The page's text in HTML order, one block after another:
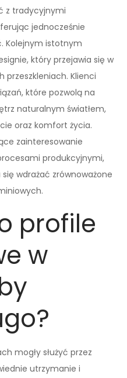
z tradycyjnymi
jednocześnie
Kolejnym istotnym
który przejawia się w
Klienci
które pozwolą na
naturalnym światłem,
oraz komfort życia.
zainteresowanie
produkcyjnymi,
wdrażać zrównoważone
profile
w
mogły służyć przez
utrzymanie i